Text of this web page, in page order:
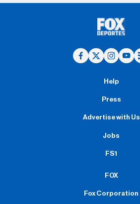
Help
Press
Advertise with Us
Jobs
FS1
FOX
Fox Corporation